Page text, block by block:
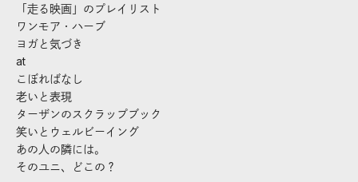
「走る映画」のプレイリスト
ワンモア・ハーブ
ヨガと気づき
at
こぼればなし
老いと表現
ターザンのスクラップブック
笑いとウェルビーイング
あの人の隣には。
そのユニ、どこの？